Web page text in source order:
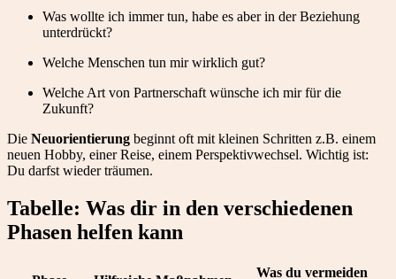
Was wollte ich immer tun, habe es aber in der Beziehung
unterdrückt?
Welche Menschen tun mir wirklich gut?
Welche Art von Partnerschaft wünsche ich mir für die
Zukunft?
Die Neuorientierung beginnt oft mit kleinen Schritten z.B. einem
neuen Hobby, einer Reise, einem Perspektivwechsel. Wichtig ist:
Du darfst wieder träumen.
Tabelle: Was dir in den verschiedenen
Phasen helfen kann
Was du vermeiden